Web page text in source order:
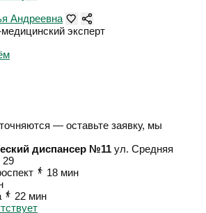
Андреевна
эксперт
— оставьте заявку, мы
диспансер №11 ул. Средняя
29
18 мин
22 мин